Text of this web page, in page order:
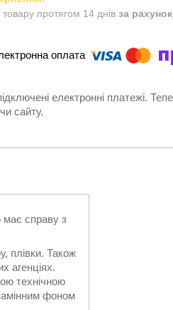
протягом 14 днів за
електронні платежі.
сайту.
має справу з
плівки. Також
агенціях.
технічною
фоном